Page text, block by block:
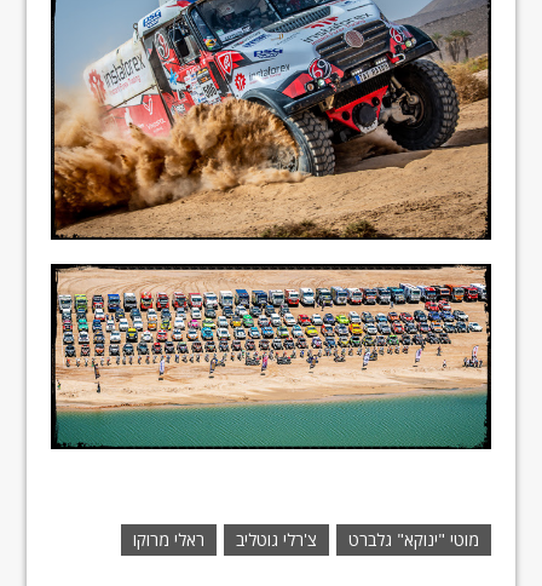
מוטי "ינוקא" גלברט צ'רלי גוטליב ראלי מרוקו